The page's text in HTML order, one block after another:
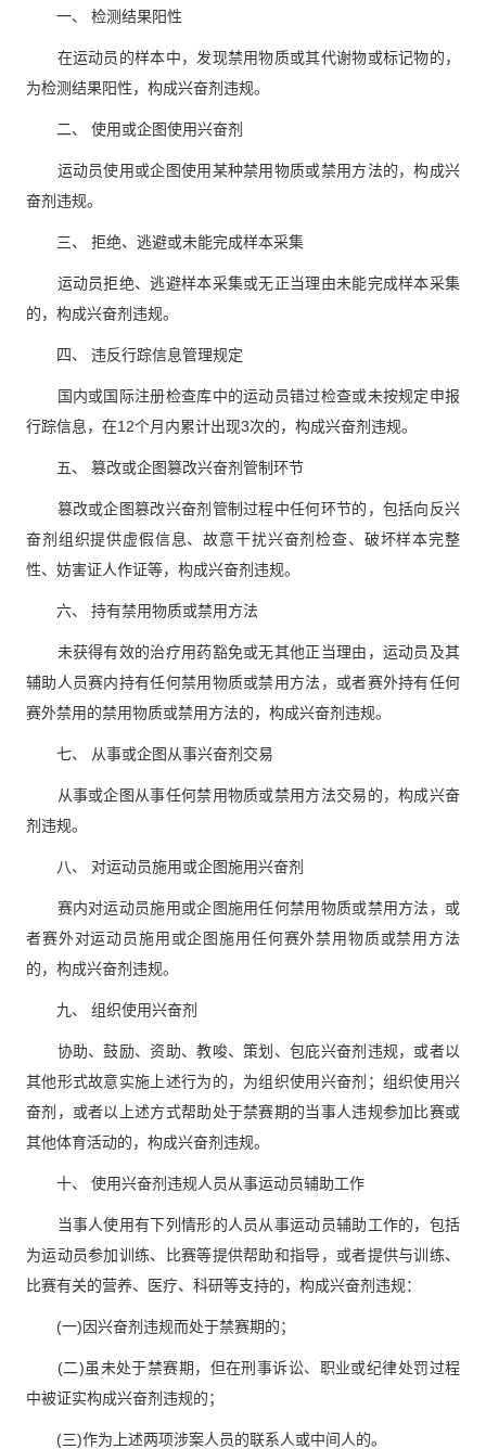
一、 检测结果阳性
在运动员的样本中，发现禁用物质或其代谢物或标记物的，
为检测结果阳性，构成兴奋剂违规。
二、 使用或企图使用兴奋剂
运动员使用或企图使用某种禁用物质或禁用方法的，构成兴
奋剂违规。
三、 拒绝、逃避或未能完成样本采集
运动员拒绝、逃避样本采集或无正当理由未能完成样本采集
的，构成兴奋剂违规。
四、 违反行踪信息管理规定
国内或国际注册检查库中的运动员错过检查或未按规定申报
行踪信息，在12个月内累计出现3次的，构成兴奋剂违规。
五、 篡改或企图篡改兴奋剂管制环节
篡改或企图篡改兴奋剂管制过程中任何环节的，包括向反兴
奋剂组织提供虚假信息、故意干扰兴奋剂检查、破坏样本完整
性、妨害证人作证等，构成兴奋剂违规。
六、 持有禁用物质或禁用方法
未获得有效的治疗用药豁免或无其他正当理由，运动员及其
辅助人员赛内持有任何禁用物质或禁用方法，或者赛外持有任何
赛外禁用的禁用物质或禁用方法的，构成兴奋剂违规。
七、 从事或企图从事兴奋剂交易
从事或企图从事任何禁用物质或禁用方法交易的，构成兴奋
剂违规。
八、 对运动员施用或企图施用兴奋剂
赛内对运动员施用或企图施用任何禁用物质或禁用方法，或
者赛外对运动员施用或企图施用任何赛外禁用物质或禁用方法
的，构成兴奋剂违规。
九、 组织使用兴奋剂
协助、鼓励、资助、教唆、策划、包庇兴奋剂违规，或者以
其他形式故意实施上述行为的，为组织使用兴奋剂；组织使用兴
奋剂，或者以上述方式帮助处于禁赛期的当事人违规参加比赛或
其他体育活动的，构成兴奋剂违规。
十、 使用兴奋剂违规人员从事运动员辅助工作
当事人使用有下列情形的人员从事运动员辅助工作的，包括
为运动员参加训练、比赛等提供帮助和指导，或者提供与训练、
比赛有关的营养、医疗、科研等支持的，构成兴奋剂违规：
(一)因兴奋剂违规而处于禁赛期的；
(二)虽未处于禁赛期，但在刑事诉讼、职业或纪律处罚过程
中被证实构成兴奋剂违规的；
(三)作为上述两项涉案人员的联系人或中间人的。